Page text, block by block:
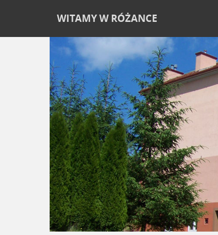
WITAMY W RÓŻANCE